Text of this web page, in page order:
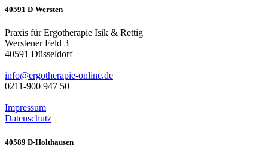
40591 D-Wersten
Praxis für Ergotherapie Isik & Rettig
Werstener Feld 3
40591 Düsseldorf
info@ergotherapie-online.de
0211-900 947 50
Impressum
Datenschutz
40589 D-Holthausen